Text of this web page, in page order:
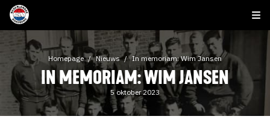
Homepage Nieuws In memoriam: Wim Jansen
IN MEMORIAM: WIM JANSEN
5 oktober 2023